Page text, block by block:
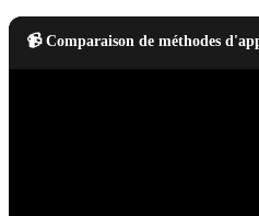
📹 Comparaison de méthodes